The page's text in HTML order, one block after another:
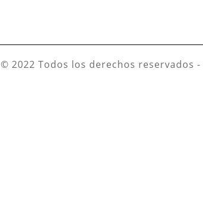
© 2022 Todos los derechos reservados -